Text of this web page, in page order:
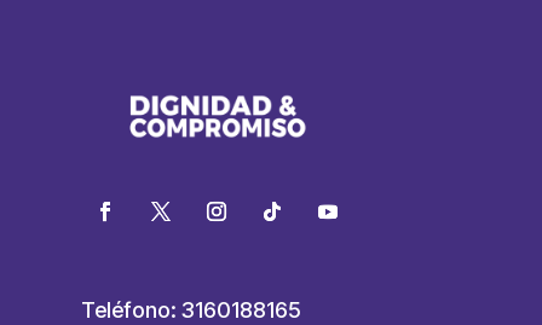
Teléfono: 3160188165